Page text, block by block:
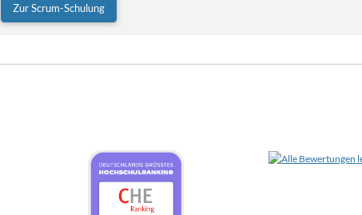
Zur Scrum-Schulung